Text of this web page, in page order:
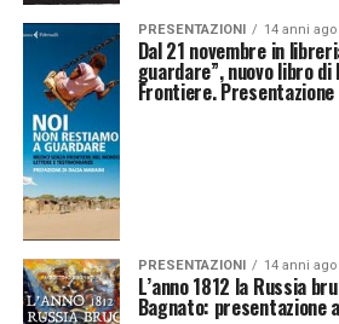
PRESENTAZIONI 14 anni ago
Dal 21 novembre in
guardare”, nuovo libro di
Frontiere. Presentazione
PRESENTAZIONI 14 anni ago
L’anno 1812 la Russia
Bagnato: presentazione